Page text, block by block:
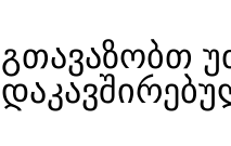
ᲒᲗᲐᲕᲐᲖᲝᲑᲗ